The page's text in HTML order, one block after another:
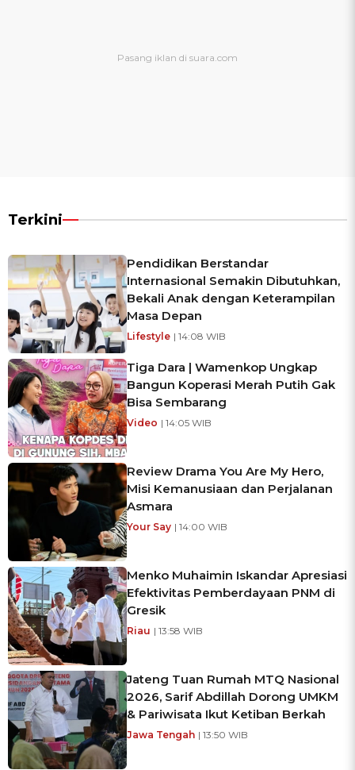
Terkini
Pendidikan Berstandar
Internasional Semakin Dibutuhkan,
Bekali Anak dengan Keterampilan
Masa Depan
Lifestyle | 14:08 WIB
Tiga Dara | Wamenkop Ungkap
Bangun Koperasi Merah Putih Gak
Bisa Sembarang
Video | 14:05 WIB
Review Drama You Are My Hero,
Misi Kemanusiaan dan Perjalanan
Asmara
Your Say | 14:00 WIB
Menko Muhaimin Iskandar Apresiasi
Efektivitas Pemberdayaan PNM di
Gresik
Riau | 13:58 WIB
Jateng Tuan Rumah MTQ Nasional
2026, Sarif Abdillah Dorong UMKM
& Pariwisata Ikut Ketiban Berkah
Jawa Tengah | 13:50 WIB